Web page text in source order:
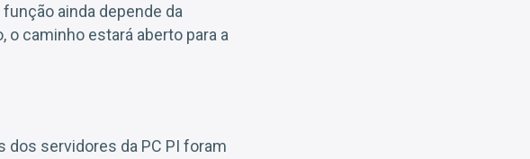
ainda depende da
o caminho estará aberto para a
dos servidores da PC PI foram